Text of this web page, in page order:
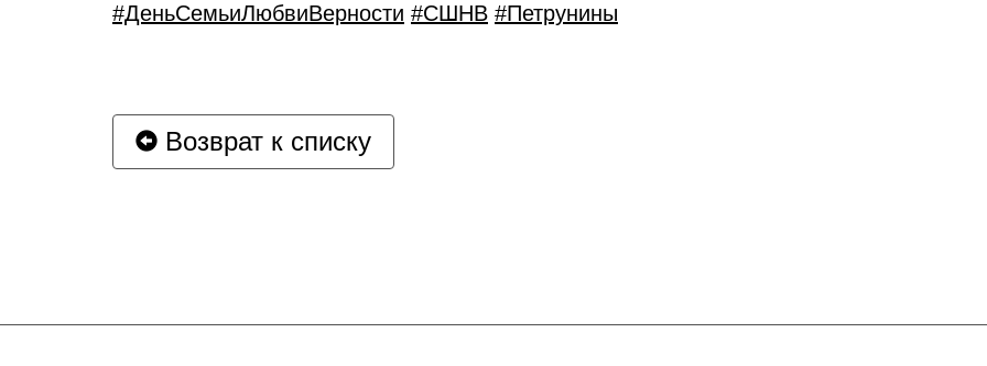
#ДеньСемьиЛюбвиВерности #СШНВ #Петрунины
Возврат к списку